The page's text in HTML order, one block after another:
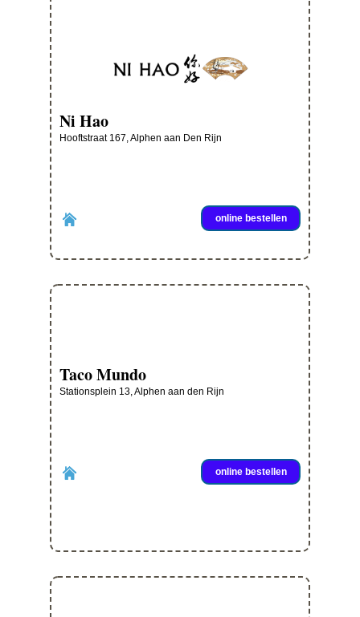
Ni Hao
Hooftstraat 167, Alphen aan Den Rijn
online bestellen
Taco Mundo
Stationsplein 13, Alphen aan den Rijn
online bestellen